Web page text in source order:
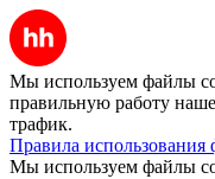
Мы используем файлы
правильную работу
трафик.
Правила использования
Мы используем файлы